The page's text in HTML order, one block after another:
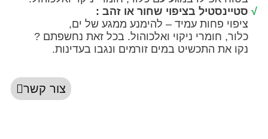
בציפוי שחור או זהב :
פחות עמיד – להימנע ממגע של ים,
חומרי ניקוי ואלכוהול. בכל זאת נחשפתם ?
התכשיט במים זורמים ונגבו בעדינות.
צור קשר